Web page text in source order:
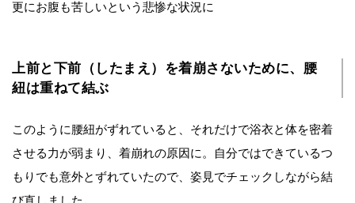
更にお腹も苦しいという悲惨な状況に
上前と下前（したまえ）を着崩さないために、腰
紐は重ねて結ぶ
このように腰紐がずれていると、それだけで浴衣と体を密着
させる力が弱まり、着崩れの原因に。自分ではできているつ
もりでも意外とずれていたので、姿見でチェックしながら結